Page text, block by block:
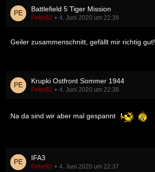
Battlefield 5 Tiger Mission
Peter92 4. Juni 2020 um 22:39
Geiler zusammenschnitt, gefällt mir richtig gut!
Krupki Ostfront Sommer 1944
Peter92 4. Juni 2020 um 22:38
Na da sind wir aber mal gespannt
IFA3
Peter92 4. Juni 2020 um 22:37